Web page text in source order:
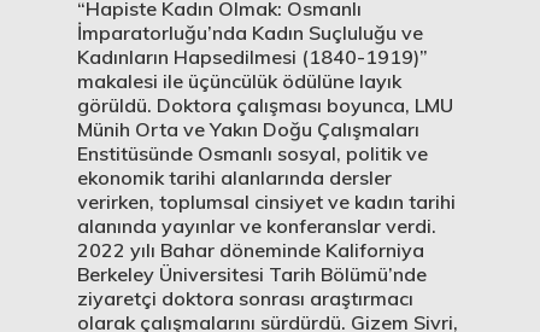
“Hapiste Kadın Olmak: Osmanlı
İmparatorluğu’nda Kadın Suçluluğu ve
Kadınların Hapsedilmesi (1840-1919)”
makalesi ile üçüncülük ödülüne layık
görüldü. Doktora çalışması boyunca, LMU
Münih Orta ve Yakın Doğu Çalışmaları
Enstitüsünde Osmanlı sosyal, politik ve
ekonomik tarihi alanlarında dersler
verirken, toplumsal cinsiyet ve kadın tarihi
alanında yayınlar ve konferanslar verdi.
2022 yılı Bahar döneminde Kaliforniya
Berkeley Üniversitesi Tarih Bölümü’nde
ziyaretçi doktora sonrası araştırmacı
olarak çalışmalarını sürdürdü. Gizem Sivri,